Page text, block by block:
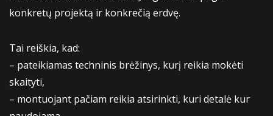
konkretų projektą ir konkrečią erdvę.
Tai reiškia, kad:
– pateikiamas techninis brėžinys, kurį reikia mokėti
skaityti,
– montuojant pačiam reikia atsirinkti, kuri detalė kur